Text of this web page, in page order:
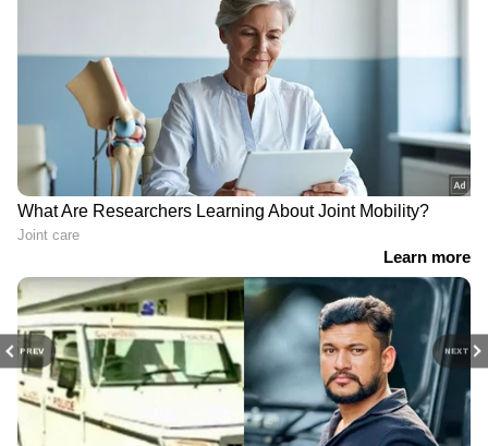
PREV NEXT
സിംഗിൾ ഡ്രൈവർ ഡ്യൂട്ടിയാണ്
അപകടകാരണമെന്ന് ജീവനക്കാർ